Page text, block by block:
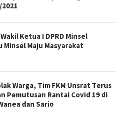
Ketua I DPRD Minsel
Maju Masyarakat
Warga, Tim FKM Unsrat Terus
Pemutusan Rantai Covid 19 di
dan Sario